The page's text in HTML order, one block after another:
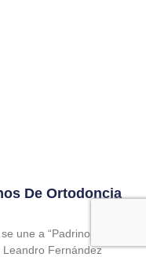
De Ortodoncia
une a “Padrinos para
Leandro Fernández